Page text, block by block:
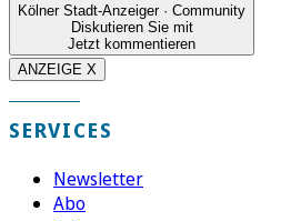
Kölner Stadt-Anzeiger · Community
Diskutieren Sie mit
Jetzt kommentieren
ANZEIGE X
SERVICES
Newsletter
Abo